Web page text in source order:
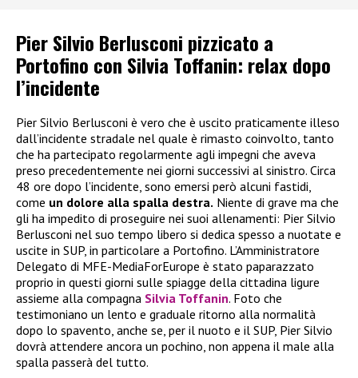
Pier Silvio Berlusconi pizzicato a
Portofino con Silvia Toffanin: relax dopo
l’incidente
Pier Silvio Berlusconi è vero che è uscito praticamente illeso
dall’incidente stradale nel quale è rimasto coinvolto, tanto
che ha partecipato regolarmente agli impegni che aveva
preso precedentemente nei giorni successivi al sinistro. Circa
48 ore dopo l’incidente, sono emersi però alcuni fastidi,
come un dolore alla spalla destra. Niente di grave ma che
gli ha impedito di proseguire nei suoi allenamenti: Pier Silvio
Berlusconi nel suo tempo libero si dedica spesso a nuotate e
uscite in SUP, in particolare a Portofino. L’Amministratore
Delegato di MFE-MediaForEurope è stato paparazzato
proprio in questi giorni sulle spiagge della cittadina ligure
assieme alla compagna Silvia Toffanin. Foto che
testimoniano un lento e graduale ritorno alla normalità
dopo lo spavento, anche se, per il nuoto e il SUP, Pier Silvio
dovrà attendere ancora un pochino, non appena il male alla
spalla passerà del tutto.